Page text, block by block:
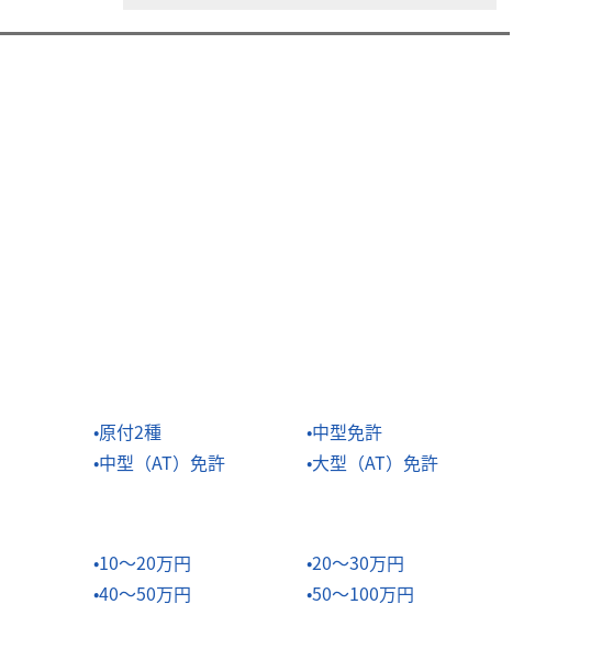
原付2種
中型免許
中型（AT）免許 大型（AT）免許
10～20万円
20～30万円
40～50万円 50～100万円